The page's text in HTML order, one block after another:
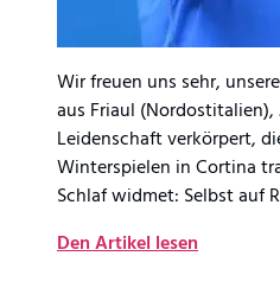
Wir freuen uns sehr,
aus Friaul
Leidenschaft verkörpert,
Winterspielen in Cortina
Schlaf widmet: Selbst auf
Den Artikel lesen